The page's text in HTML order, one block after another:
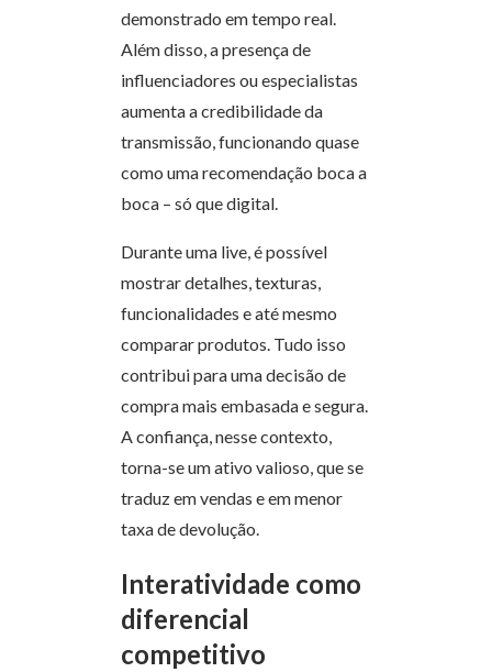
demonstrado em tempo real.
Além disso, a presença de
influenciadores ou especialistas
aumenta a credibilidade da
transmissão, funcionando quase
como uma recomendação boca a
boca – só que digital.
Durante uma live, é possível
mostrar detalhes, texturas,
funcionalidades e até mesmo
comparar produtos. Tudo isso
contribui para uma decisão de
compra mais embasada e segura.
A confiança, nesse contexto,
torna-se um ativo valioso, que se
traduz em vendas e em menor
taxa de devolução.
Interatividade como
diferencial
competitivo